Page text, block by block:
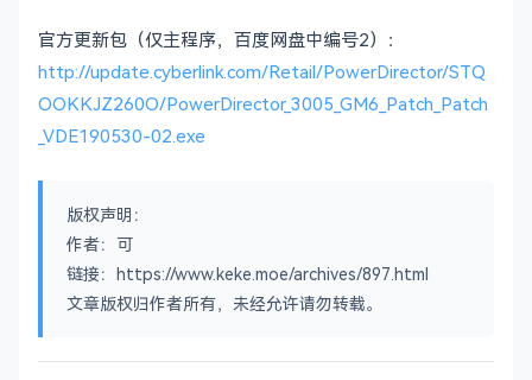
官方更新包（仅主程序，百度网盘中编号2）：
http://update.cyberlink.com/Retail/PowerDirector/STQ
OOKKJZ260O/PowerDirector_3005_GM6_Patch_Patch
_VDE190530-02.exe
版权声明：
作者：可
链接：https://www.keke.moe/archives/897.html
文章版权归作者所有，未经允许请勿转载。